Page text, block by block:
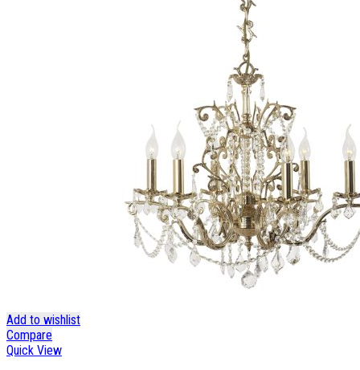
Add to wishlist
Compare
Quick View